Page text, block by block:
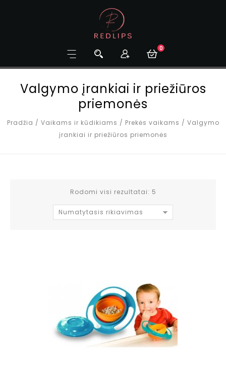
0
Valgymo įrankiai ir priežiūros
priemonės
Pradžia / Vaikams ir kūdikiams / Prekės vaikams / Valgymo
įrankiai ir priežiūros priemonės
Rodomi visi rezultatai: 5
Numatytasis rikiavimas